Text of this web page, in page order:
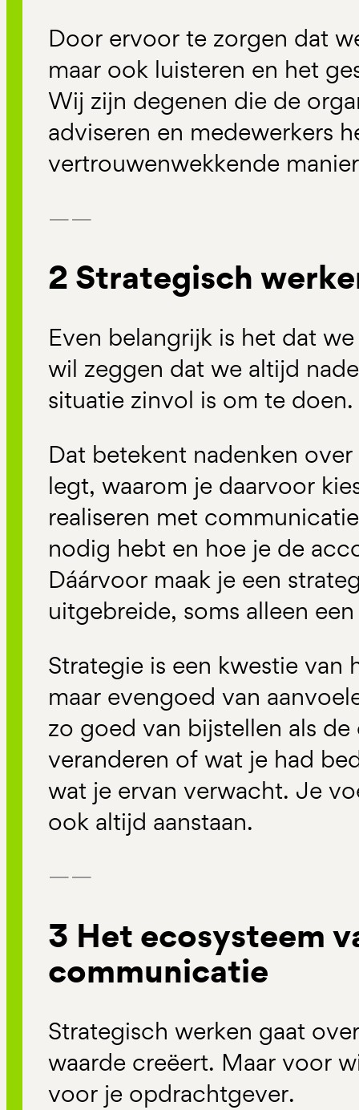
Door ervoor te zorgen dat
maar ook luisteren en het
Wij zijn degenen die de
adviseren en medewerkers
vertrouwenwekkende
——
2 Strategisch
Even belangrijk is het dat
wil zeggen dat we altijd
situatie zinvol is om te doen.
Dat betekent nadenken
legt, waarom je daarvoor
realiseren met
nodig hebt en hoe je de
Dáárvoor maak je een
uitgebreide, soms alleen
Strategie is een kwestie van
maar evengoed van
zo goed van bijstellen als
veranderen of wat je had
wat je ervan verwacht. Je
ook altijd aanstaan.
——
3 Het ecosysteem
communicatie
Strategisch werken gaat
waarde creëert. Maar voor
voor je opdrachtgever.